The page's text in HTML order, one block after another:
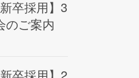
卒採用】3
のご案内